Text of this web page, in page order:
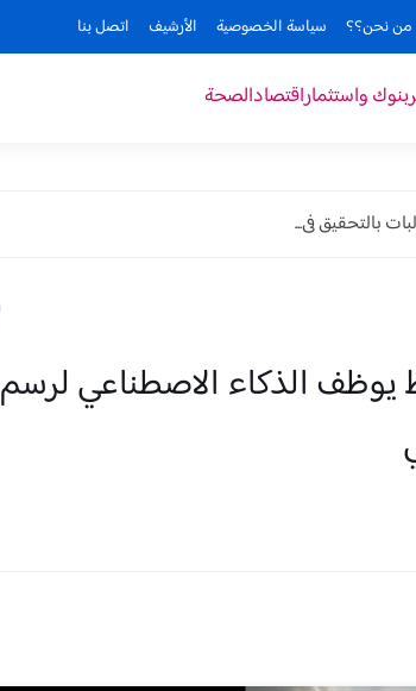
من نحن؟؟ سياسة الخصوصية الأرشيف اتصل بنا
بنوك واستثماراقتصادالصحة
بالتحقيق فى...
يوظف الذكاء الاصطناعي لرسم